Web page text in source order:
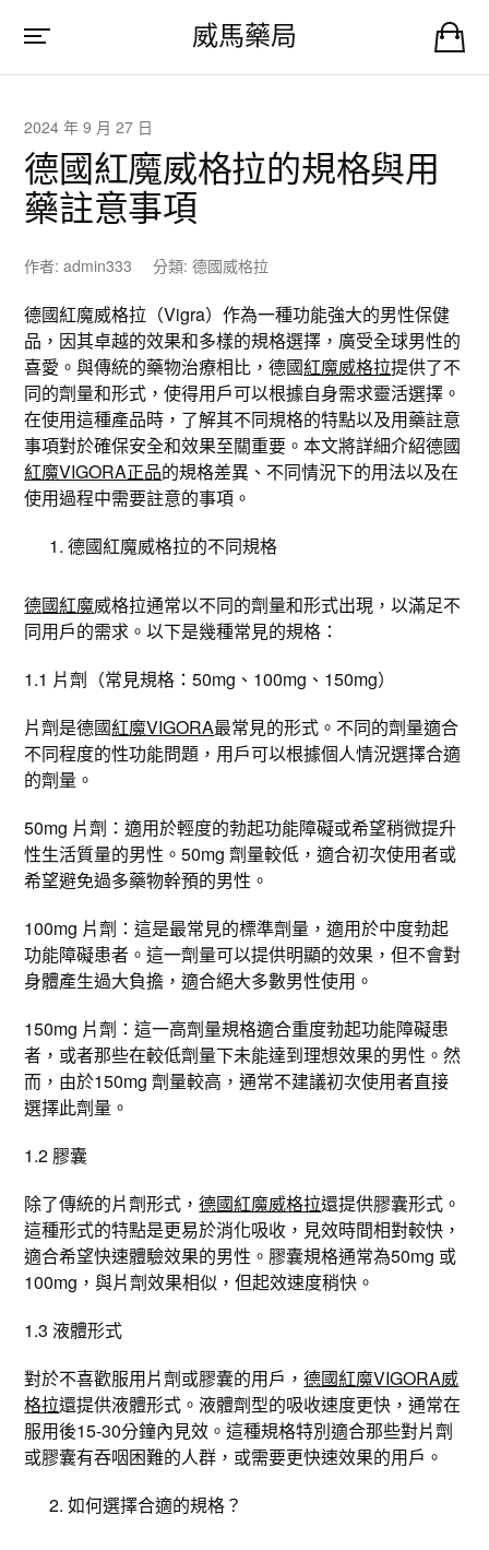
威馬藥局
2024 年 9 月 27 日
德國紅魔威格拉的規格與用
藥註意事項
作者:admin333 分類: 德國威格拉
德國紅魔威格拉（Vigra）作為一種功能強大的男性保健
品，因其卓越的效果和多樣的規格選擇，廣受全球男性的
喜愛。與傳統的藥物治療相比，德國紅魔威格拉提供了不
同的劑量和形式，使得用戶可以根據自身需求靈活選擇。
在使用這種產品時，了解其不同規格的特點以及用藥註意
事項對於確保安全和效果至關重要。本文將詳細介紹德國
紅魔VIGORA正品的規格差異、不同情況下的用法以及在
使用過程中需要註意的事項。
德國紅魔威格拉的不同規格
德國紅魔威格拉通常以不同的劑量和形式出現，以滿足不
同用戶的需求。以下是幾種常見的規格：
1.1 片劑（常見規格：50mg、100mg、150mg）
片劑是德國紅魔VIGORA最常見的形式。不同的劑量適合
不同程度的性功能問題，用戶可以根據個人情況選擇合適
的劑量。
50mg 片劑：適用於輕度的勃起功能障礙或希望稍微提升
性生活質量的男性。50mg 劑量較低，適合初次使用者或
希望避免過多藥物幹預的男性。
100mg 片劑：這是最常見的標準劑量，適用於中度勃起
功能障礙患者。這一劑量可以提供明顯的效果，但不會對
身體產生過大負擔，適合絕大多數男性使用。
150mg 片劑：這一高劑量規格適合重度勃起功能障礙患
者，或者那些在較低劑量下未能達到理想效果的男性。然
而，由於150mg 劑量較高，通常不建議初次使用者直接
選擇此劑量。
1.2 膠囊
除了傳統的片劑形式，德國紅魔威格拉還提供膠囊形式。
這種形式的特點是更易於消化吸收，見效時間相對較快，
適合希望快速體驗效果的男性。膠囊規格通常為50mg 或
100mg，與片劑效果相似，但起效速度稍快。
1.3 液體形式
對於不喜歡服用片劑或膠囊的用戶，德國紅魔VIGORA威
格拉還提供液體形式。液體劑型的吸收速度更快，通常在
服用後15-30分鐘內見效。這種規格特別適合那些對片劑
或膠囊有吞咽困難的人群，或需要更快速效果的用戶。
如何選擇合適的規格？